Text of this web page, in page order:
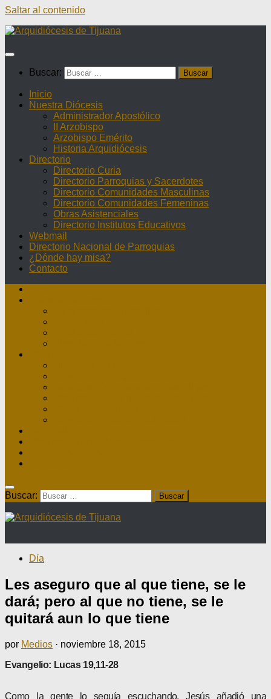
Saltar al contenido
Buscar:
Inicio
Nuestra Diócesis
Administrador Apostólico
II Arzobispo
Arzobispo Emérito
Historia Arquidiócesis
Directorio
Directorio Curia
Directorio Parroquias y Sacerdotes
Directorio Comunidades Masculinas
Directorio Comunidades Femeninas
Obras Asistenciales
Directorio Institutos Educativos
Webmail
Directorio Nacional de Parroquias
¿Dónde hay misa?
Contacto
Buscar:
Día
Les aseguro que al que tiene, se le
dará; pero al que no tiene, se le
quitará aun lo que tiene
por Medios · noviembre 18, 2015
Evangelio: Lucas 19,11-28
Como la gente lo seguía escuchando, Jesús añadió una